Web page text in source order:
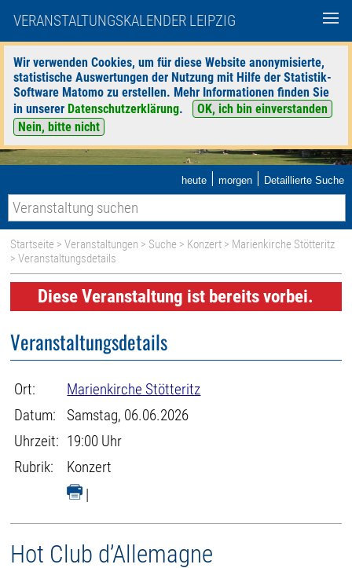
VERANSTALTUNGSKALENDER LEIPZIG
Wir verwenden Cookies, um für diese Website anonymisierte,
statistische Auswertungen der Nutzung mit Hilfe der Statistik-
Software Matomo zu erstellen. Mehr Informationen finden Sie
in unserer Datenschutzerklärung.
OK, ich bin einverstanden
Nein, bitte nicht
heute | morgen | Detaillierte Suche
Startseite >Veranstaltungen > Suche > Konzert > Marienkirche Stötteritz
> Veranstaltungsdetails
Diese Veranstaltung ist bereits vorbei.
Veranstaltungsdetails
Ort:
Marienkirche Stötteritz
Datum:
Samstag, 06.06.2026
Uhrzeit: 19:00 Uhr
Rubrik:
Konzert
|
Hot Club d’Allemagne